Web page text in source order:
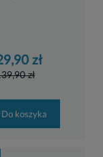
zł
zł
Do koszyka